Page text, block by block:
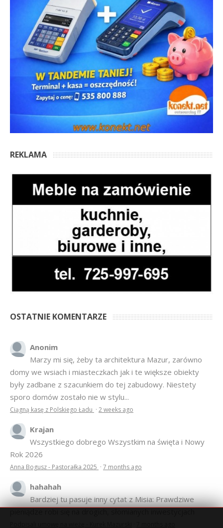
REKLAMA
OSTATNIE KOMENTARZE
Anonim
Marzy mi się, żeby ta architektura Mazur, zarówno
domy we wsiach i miasteczkach jak i te większe obiekty
były zadbane z szacunkiem do tej zabudowy. Niestety
sporo domów zostało nie w stylu...
Ciągną kasę z Polskiego Ładu · 2 weeks ago
Krajan
Wszystkiego dobrego Wszystkim na święta i Nowy
Rok 2026
Anna Bogusz - Pastorałka 2025 · 7 months ago
hahahah
Bardziej tu pasuje inny cytat z Misia: Prawdziwe